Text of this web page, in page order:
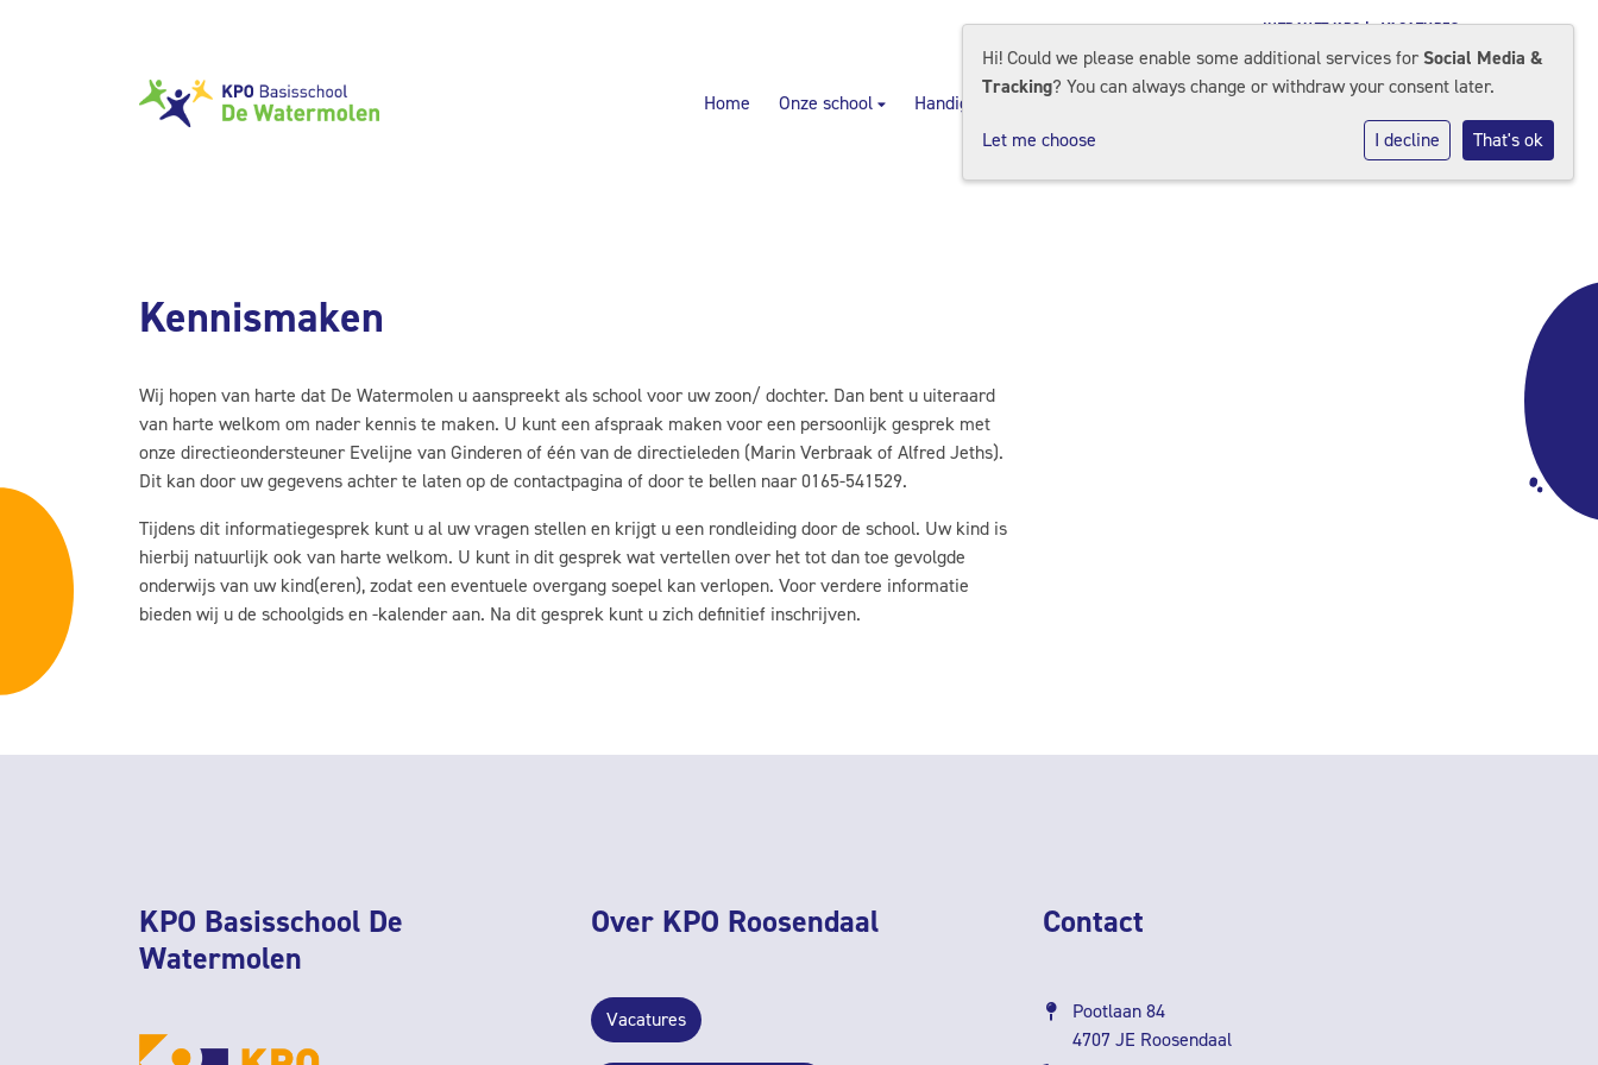
INTRANET KPO | VACATURES
Home Onze school Handige info Ons team Contact Kennismaken
Kennismaken
Wij hopen van harte dat De Watermolen u aanspreekt als school voor uw zoon/ dochter. Dan bent u uiteraard
van harte welkom om nader kennis te maken. U kunt een afspraak maken voor een persoonlijk gesprek met
onze directieondersteuner Evelijne van Ginderen of één van de directieleden (Marin Verbraak of Alfred Jeths).
Dit kan door uw gegevens achter te laten op de contactpagina of door te bellen naar 0165-541529.
Tijdens dit informatiegesprek kunt u al uw vragen stellen en krijgt u een rondleiding door de school. Uw kind is
hierbij natuurlijk ook van harte welkom. U kunt in dit gesprek wat vertellen over het tot dan toe gevolgde
onderwijs van uw kind(eren), zodat een eventuele overgang soepel kan verlopen. Voor verdere informatie
bieden wij u de schoolgids en -kalender aan. Na dit gesprek kunt u zich definitief inschrijven.
KPO Basisschool De
Watermolen
Over KPO Roosendaal
Vacatures
Contact
Pootlaan 84
4707 JE Roosendaal
Hi! Could we please enable some additional services forSocial Media &
Tracking? You can always change or withdraw your consent later.
Let me choose I decline That's ok